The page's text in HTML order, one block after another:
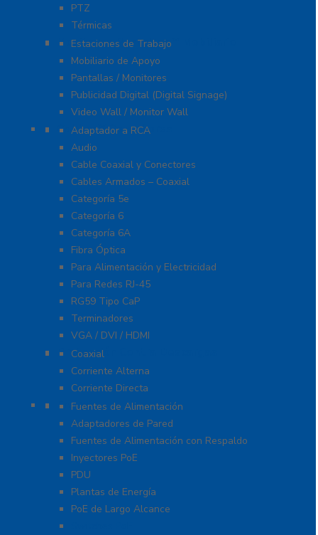
PTZ
Térmicas
Monitores Pantallas Y Mobiliario
Estaciones de Trabajo
Mobiliario de Apoyo
Pantallas / Monitores
Publicidad Digital (Digital Signage)
Video Wall / Monitor Wall
Cables Y Conectores
Adaptador a RCA
Audio
Cable Coaxial y Conectores
Cables Armados – Coaxial
Categoría 5e
Categoría 6
Categoría 6A
Fibra Óptica
Para Alimentación y Electricidad
Para Redes RJ-45
RG59 Tipo CaP
Terminadores
VGA / DVI / HDMI
Protección Contra Descargas
Coaxial
Corriente Alterna
Corriente Directa
Energía
Fuentes de Alimentación
Adaptadores de Pared
Fuentes de Alimentación con Respaldo
Inyectores PoE
PDU
Plantas de Energía
PoE de Largo Alcance